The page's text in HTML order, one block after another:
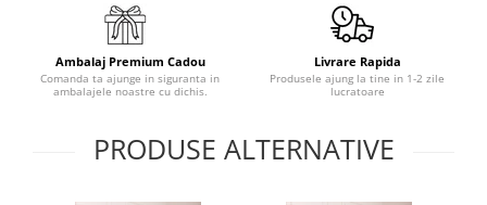
Ambalaj Premium Cadou
Comanda ta ajunge in siguranta in
ambalajele noastre cu dichis.
Livrare Rapida
Produsele ajung la tine in 1-2 zile
lucratoare
PRODUSE ALTERNATIVE